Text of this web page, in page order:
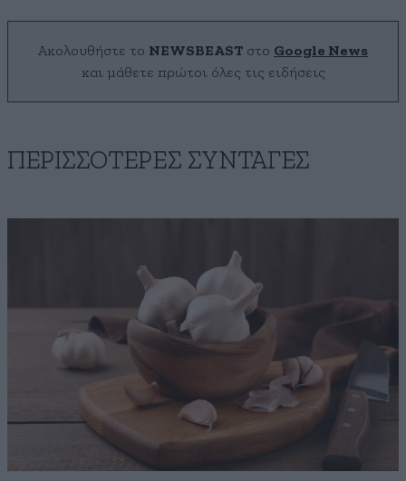
Ακολουθήστε το NEWSBEAST στο Google News
και μάθετε πρώτοι όλες τις ειδήσεις
ΠΕΡΙΣΣΟΤΕΡΕΣ ΣΥΝΤΑΓΕΣ